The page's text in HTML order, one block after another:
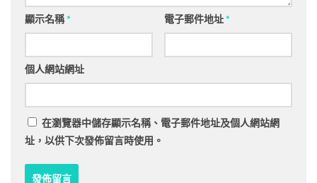
顯示名稱* 電子郵件地址*
個人網站網址
在瀏覽器中儲存顯示名稱、電子郵件地址及個人網站網
址，以供下次發佈留言時使用。